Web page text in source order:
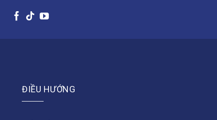
ĐIỀU HƯỚNG